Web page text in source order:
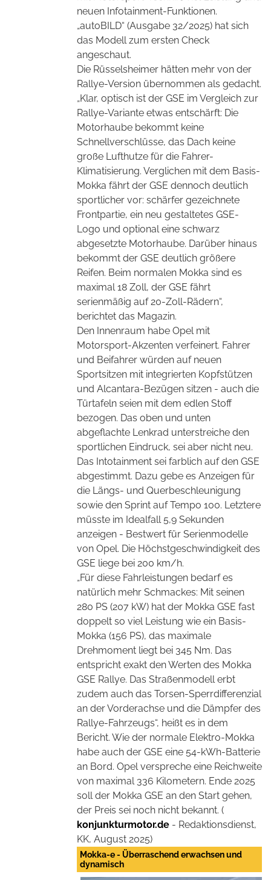
neuen Infotainment-Funktionen.
„autoBILD“ (Ausgabe 32/2025) hat sich
das Modell zum ersten Check
angeschaut.
Die Rüsselsheimer hätten mehr von der
Rallye-Version übernommen als gedacht.
„Klar, optisch ist der GSE im Vergleich zur
Rallye-Variante etwas entschärft: Die
Motorhaube bekommt keine
Schnellverschlüsse, das Dach keine
große Lufthutze für die Fahrer-
Klimatisierung. Verglichen mit dem Basis-
Mokka fährt der GSE dennoch deutlich
sportlicher vor: schärfer gezeichnete
Frontpartie, ein neu gestaltetes GSE-
Logo und optional eine schwarz
abgesetzte Motorhaube. Darüber hinaus
bekommt der GSE deutlich größere
Reifen. Beim normalen Mokka sind es
maximal 18 Zoll, der GSE fährt
serienmäßig auf 20-Zoll-Rädern“,
berichtet das Magazin.
Den Innenraum habe Opel mit
Motorsport-Akzenten verfeinert. Fahrer
und Beifahrer würden auf neuen
Sportsitzen mit integrierten Kopfstützen
und Alcantara-Bezügen sitzen - auch die
Türtafeln seien mit dem edlen Stoff
bezogen. Das oben und unten
abgeflachte Lenkrad unterstreiche den
sportlichen Eindruck, sei aber nicht neu.
Das Intotainment sei farblich auf den GSE
abgestimmt. Dazu gebe es Anzeigen für
die Längs- und Querbeschleunigung
sowie den Sprint auf Tempo 100. Letztere
müsste im Idealfall 5,9 Sekunden
anzeigen - Bestwert für Serienmodelle
von Opel. Die Höchstgeschwindigkeit des
GSE liege bei 200 km/h.
„Für diese Fahrleistungen bedarf es
natürlich mehr Schmackes: Mit seinen
280 PS (207 kW) hat der Mokka GSE fast
doppelt so viel Leistung wie ein Basis-
Mokka (156 PS), das maximale
Drehmoment liegt bei 345 Nm. Das
entspricht exakt den Werten des Mokka
GSE Rallye. Das Straßenmodell erbt
zudem auch das Torsen-Sperrdifferenzial
an der Vorderachse und die Dämpfer des
Rallye-Fahrzeugs“, heißt es in dem
Bericht. Wie der normale Elektro-Mokka
habe auch der GSE eine 54-kWh-Batterie
an Bord. Opel verspreche eine Reichweite
von maximal 336 Kilometern. Ende 2025
soll der Mokka GSE an den Start gehen,
der Preis sei noch nicht bekannt. (
konjunkturmotor.de - Redaktionsdienst,
KK, August 2025)
Mokka-e - Überraschend erwachsen und
dynamisch